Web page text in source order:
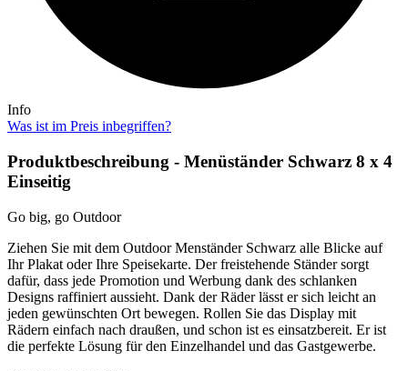
Info
Was ist im Preis inbegriffen?
Produktbeschreibung - Menüständer Schwarz 8 x 4
Einseitig
Go big, go Outdoor
Ziehen Sie mit dem Outdoor Menständer Schwarz alle Blicke auf
Ihr Plakat oder Ihre Speisekarte. Der freistehende Ständer sorgt
dafür, dass jede Promotion und Werbung dank des schlanken
Designs raffiniert aussieht. Dank der Räder lässt er sich leicht an
jeden gewünschten Ort bewegen. Rollen Sie das Display mit
Rädern einfach nach draußen, und schon ist es einsatzbereit. Er ist
die perfekte Lösung für den Einzelhandel und das Gastgewerbe.